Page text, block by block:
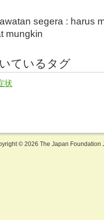
segera : harus
mungkin
ているタグ
状
© 2026 The Japan Foundation